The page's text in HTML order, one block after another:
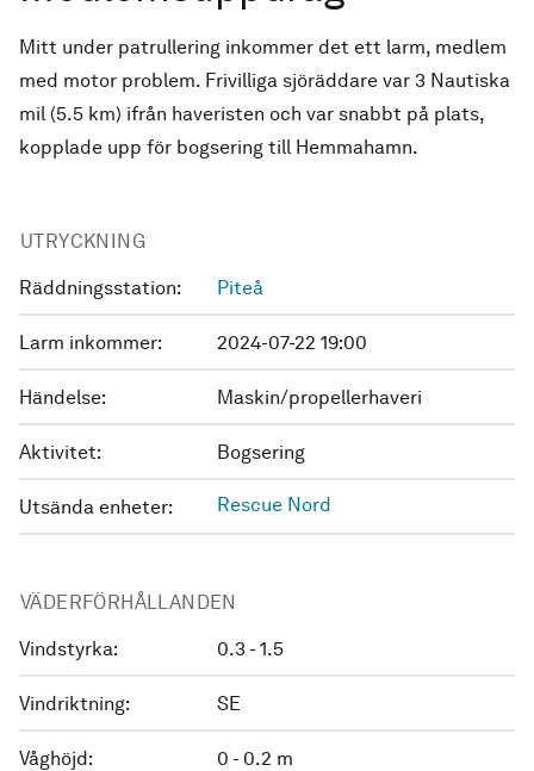
Mitt under patrullering inkommer det ett larm, medlem
med motor problem. Frivilliga sjöräddare var 3 Nautiska
mil (5.5 km) ifrån haveristen och var snabbt på plats,
kopplade upp för bogsering till Hemmahamn.
UTRYCKNING
Räddningsstation: Piteå
Larm inkommer: 2024-07-22 19:00
Händelse: Maskin/propellerhaveri
Aktivitet: Bogsering
Utsända enheter: Rescue Nord
VÄDERFÖRHÅLLANDEN
Vindstyrka: 0.3 - 1.5
Vindriktning: SE
Våghöjd: 0 - 0.2 m